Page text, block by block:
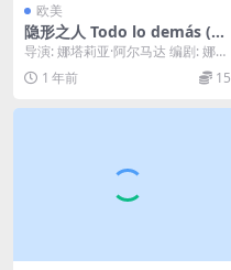
欧美
隐形之人 Todo lo demás (20
16)
导演: 娜塔莉亚·阿尔马达 编剧: 娜塔
莉亚·阿尔马达 主演: 艾德里安娜·巴
拉...1 年前 15